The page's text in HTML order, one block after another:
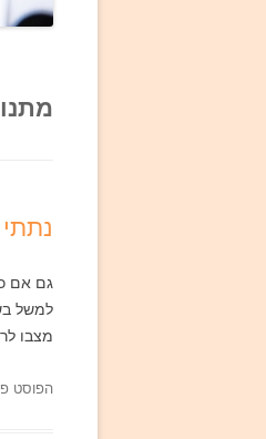
נתתי לבני בן ה-30 דירה
גם אם
למשל
מצבו
הפוסט